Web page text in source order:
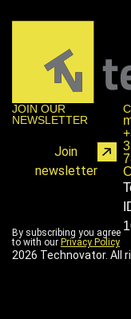
JOIN OUR
NEWSLETTER
Join
newsletter
By subscribing you agree
to with our Privacy Policy
2026 Technovator. All